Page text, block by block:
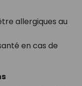
allergiques au
en cas de